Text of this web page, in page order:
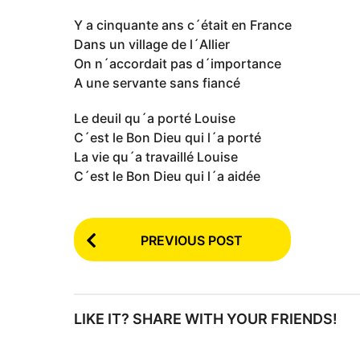
Y a cinquante ans c´était en France
Dans un village de l´Allier
On n´accordait pas d´importance
A une servante sans fiancé
Le deuil qu´a porté Louise
C´est le Bon Dieu qui l´a porté
La vie qu´a travaillé Louise
C´est le Bon Dieu qui l´a aidée
P
o
t
P
PREVIOUS POST
LIKE IT? SHARE WITH YOUR FRIENDS!